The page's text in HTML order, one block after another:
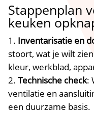
Stappenplan
keuken
Inventarisatie en
stoort, wat je wilt
kleur, werkblad,
Technische check:
ventilatie en
een duurzame basis.​